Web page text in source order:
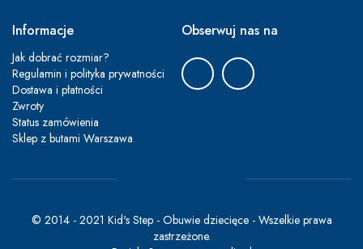
Informacje
Jak dobrać rozmiar?
Regulamin i polityka prywatności
Dostawa i płatności
Zwroty
Status zamówienia
Sklep z butami Warszawa
Obserwuj nas na
© 2014 - 2021 Kid's Step - Obuwie dziecięce - Wszelkie prawa
zastrzeżone.